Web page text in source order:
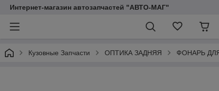
Интернет-магазин автозапчастей "АВТО-МАГ"
Кузовные Запчасти ОПТИКА ЗАДНЯЯ ФОНАРЬ